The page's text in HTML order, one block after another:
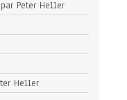
Peter Heller
Heller